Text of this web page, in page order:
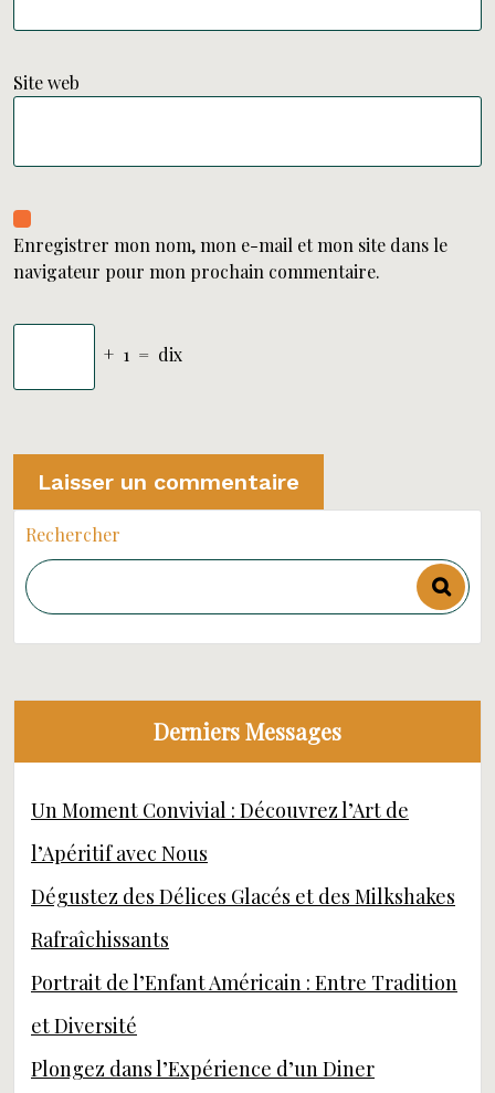
Site web
Enregistrer mon nom, mon e-mail et mon site dans le
navigateur pour mon prochain commentaire.
+ 1 = dix
Rechercher
Derniers Messages
Un Moment Convivial : Découvrez l’Art de
l’Apéritif avec Nous
Dégustez des Délices Glacés et des Milkshakes
Rafraîchissants
Portrait de l’Enfant Américain : Entre Tradition
et Diversité
Plongez dans l’Expérience d’un Diner